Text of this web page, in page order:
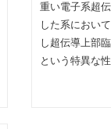
重い電子系超
した系におい
し超伝導上部
という特異な